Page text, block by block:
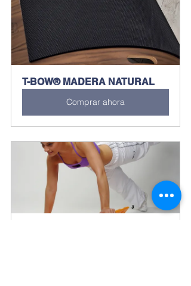
T-BOW® MADERA NATURAL
Comprar ahora